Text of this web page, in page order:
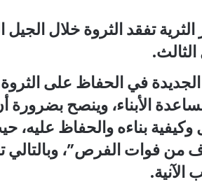
70% من الأسر الثرية تفقد الثروة خلال
في الحفاظ على الثروة
الأبناء، وينصح بضرورة
بناءه والحفاظ عليه،
من فوات الفرص”، وبالتالي